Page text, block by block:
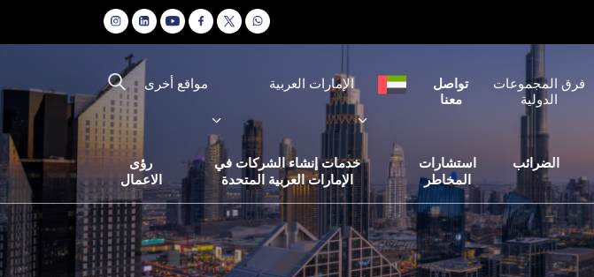
فرق المجموعات
الدولية
تواصل
معنا
الإمارات العربية مواقع أخرى
الضرائب
استشارات
المخاطر
خدمات إنشاء الشركات في
الإمارات العربية المتحدة
رؤى
الاعمال